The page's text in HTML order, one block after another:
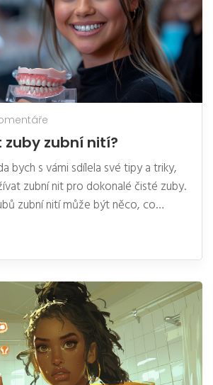
zubní nití?
bych s vámi sdílela své tipy a triky,
zubní nit pro dokonalé čisté zuby.
zubní nití může být něco, co
je velmi důležité pro naši orální
vám ukážu, jak správně
k odstranění nečistot mezi zuby,
zubní kaz. Přečtěte si moji malou
se jak správně ošetřovat svůj